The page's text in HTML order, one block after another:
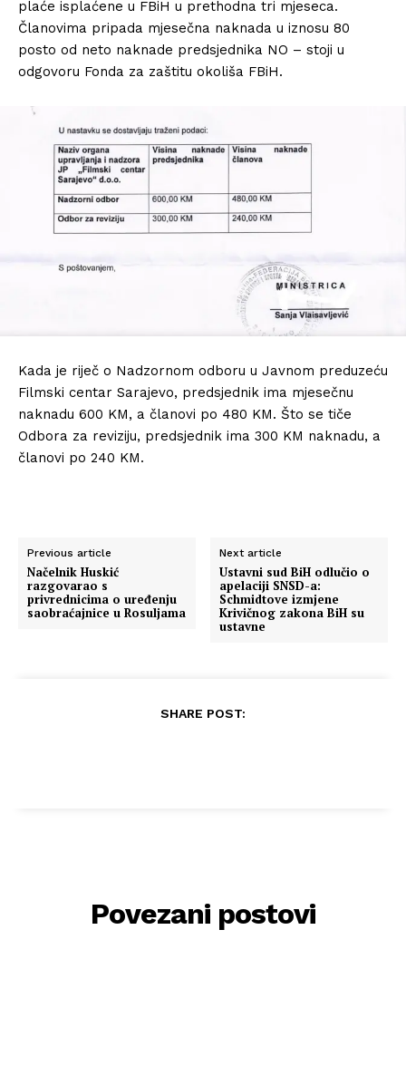
plaće isplaćene u FBiH u prethodna tri mjeseca.
Članovima pripada mjesečna naknada u iznosu 80
posto od neto naknade predsjednika NO – stoji u
odgovoru Fonda za zaštitu okoliša FBiH.
Kada je riječ o Nadzornom odboru u Javnom preduzeću
Filmski centar Sarajevo, predsjednik ima mjesečnu
naknadu 600 KM, a članovi po 480 KM. Što se tiče
Odbora za reviziju, predsjednik ima 300 KM naknadu, a
članovi po 240 KM.
Previous article
Načelnik Huskić
razgovarao s
privrednicima o uređenju
saobraćajnice u Rosuljama
Next article
Ustavni sud BiH odlučio o
apelaciji SNSD-a:
Schmidtove izmjene
Krivičnog zakona BiH su
ustavne
SHARE POST:
Povezani postovi